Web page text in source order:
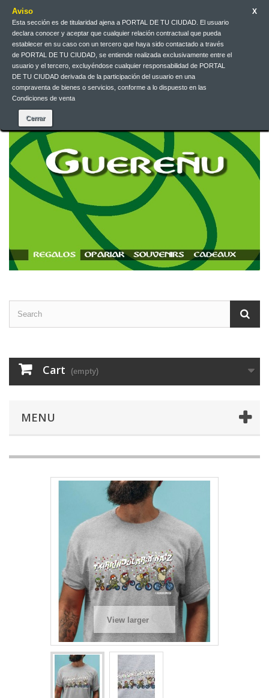
Aviso
Esta sección es de titularidad ajena a PORTAL DE TU CIUDAD. El usuario
declara conocer y aceptar que cualquier relación contractual que pueda
establecer en su caso con un tercero que haya sido contactado a través
de PORTAL DE TU CIUDAD, se entiende realizada exclusivamente entre el
usuario y el tercero, excluyéndose cualquier responsabilidad de PORTAL
DE TU CIUDAD derivada de la participación del usuario en una
compraventa de bienes o servicios, conforme a lo dispuesto en las
Condiciones de venta
X
EUR
English
Contact us
Cart (empty)
MENU
View larger